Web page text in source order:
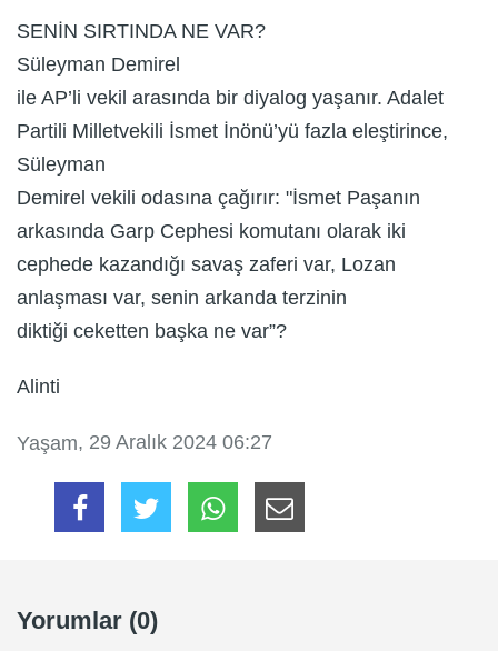
SENİN SIRTINDA NE VAR?
Süleyman Demirel
ile AP’li vekil arasında bir diyalog yaşanır. Adalet
Partili Milletvekili İsmet İnönü’yü fazla eleştirince,
Süleyman
Demirel vekili odasına çağırır: "İsmet Paşanın
arkasında Garp Cephesi komutanı olarak iki
cephede kazandığı savaş zaferi var, Lozan
anlaşması var, senin arkanda terzinin
diktiği ceketten başka ne var”?
Alinti
Yaşam, 29 Aralık 2024 06:27
Yorumlar (0)